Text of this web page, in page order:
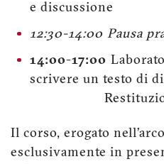
e discussione
12:30-14:00 Pausa
14:00-17:00
scrivere un testo di
Restituzione e
Il corso, erogato
esclusivamente in